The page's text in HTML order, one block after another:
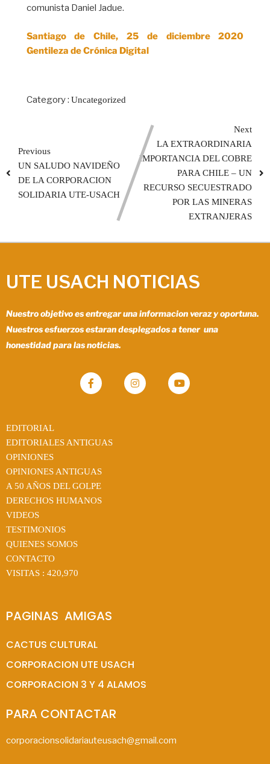
comunista Daniel Jadue.
Santiago de Chile, 25 de diciembre 2020
Gentileza de Crónica Digital
Category : Uncategorized
Previous
UN SALUDO NAVIDEÑO
DE LA CORPORACION
SOLIDARIA UTE-USACH
Next
LA EXTRAORDINARIA
IMPORTANCIA DEL COBRE
PARA CHILE – UN
RECURSO SECUESTRADO
POR LAS MINERAS
EXTRANJERAS
UTE USACH NOTICIAS
Nuestro objetivo es entregar una informacion veraz y oportuna.
Nuestros esfuerzos estaran desplegados a tener una
honestidad para las noticias.
EDITORIAL
EDITORIALES ANTIGUAS
OPINIONES
OPINIONES ANTIGUAS
A 50 AÑOS DEL GOLPE
DERECHOS HUMANOS
VIDEOS
TESTIMONIOS
QUIENES SOMOS
CONTACTO
VISITAS : 420,970
PAGINAS  AMIGAS
CACTUS CULTURAL
CORPORACION UTE USACH
CORPORACION 3 Y 4 ALAMOS
PARA CONTACTAR
corporacionsolidariauteusach@gmail.com